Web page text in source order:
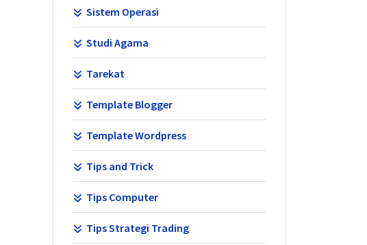
Sistem Operasi
Studi Agama
Tarekat
Template Blogger
Template Wordpress
Tips and Trick
Tips Computer
Tips Strategi Trading